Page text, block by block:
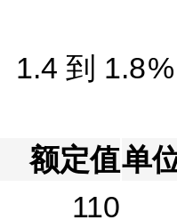
1.4 到 1.8%
额定值单
110